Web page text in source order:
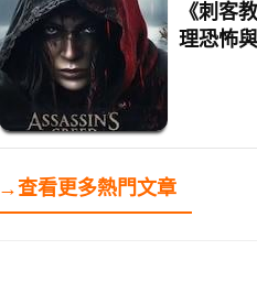
《刺客
理恐怖
→查看更多熱門文章